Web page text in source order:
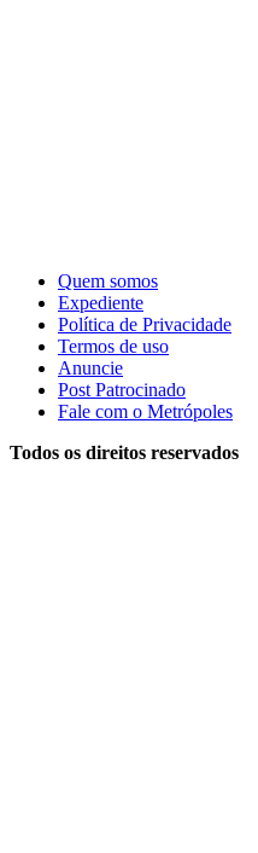
Quem somos
Expediente
Política de Privacidade
Termos de uso
Anuncie
Post Patrocinado
Fale com o Metrópoles
Todos os direitos reservados